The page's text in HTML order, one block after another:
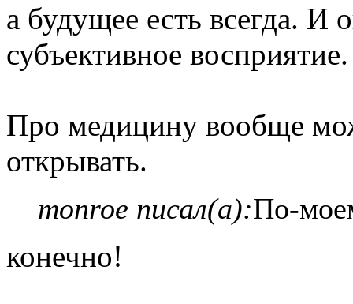
а будущее есть всегда. И
субъективное восприятие.
Про медицину вообще
открывать.
monroe писал(а):По-
конечно!